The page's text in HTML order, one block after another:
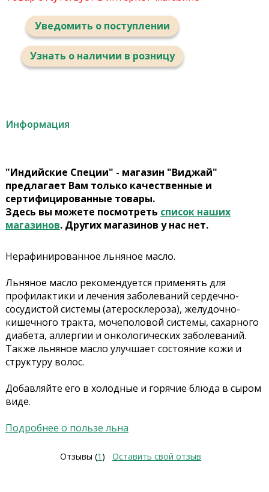
Уведомить о поступлении
Узнать о наличии в розницу
Информация
"Индийские Специи" - магазин "Виджай"
предлагает Вам только качественные и
сертифицированные товары.
Здесь вы можете посмотреть список наших
магазинов. Других магазинов у нас нет.
Нерафинированное льняное масло.
Льняное масло рекомендуется применять для
профилактики и лечения заболеваний сердечно-
сосудистой системы (атеросклероза), желудочно-
кишечного тракта, мочеполовой системы, сахарного
диабета, аллергии и онкологических заболеваний.
Также льняное масло улучшает состояние кожи и
структуру волос.
Добавляйте его в холодные и горячие блюда в сыром
виде.
Подробнее о пользе льна
Отзывы (1 ) Оставить свой отзыв